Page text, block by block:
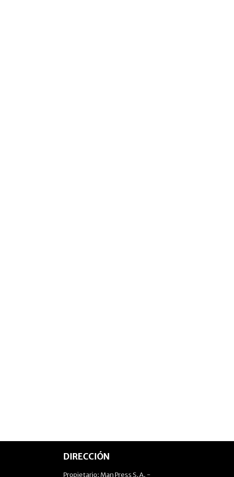
DIRECCIÓN
Propietario: Man Press S.A. -